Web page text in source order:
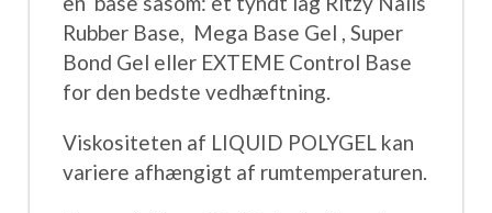
Rubber Base, Mega Base Gel , Super
Bond Gel eller EXTEME Control Base
for den bedste vedhæftning.
Viskositeten af ​​LIQUID POLYGEL kan
variere afhængigt af rumtemperaturen.